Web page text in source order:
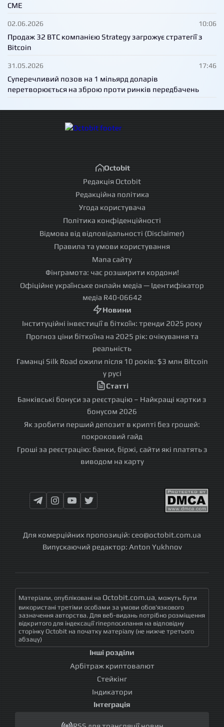
CME
02.06.2026 10:06
Продаж 32 BTC компанією Strategy загрожує стратегії з
Bitcoin
31.05.2026 17:46
Суперечливий позов на 1 мільярд доларів
перетворюється на зброю проти ринків передбачень
Octobit
Редакція Octobit
Редакційна політика
Угода користувача
Політика конфіденційності
Відмова від відповідальності (Disclaimer)
Правила та умови користування
Мапа сайту
Фінграмота: час розширити кордони!
Офіційне українське онлайн медіа — Ідентифікатор
медіа R40-06642
Новини
Інституційні інвестиції в біткоїн: тренди 2025 року
Прогноз ціни біткоїна на 2025 рік: очікування та
реальність
Гаманці Silk Road ожили після 10 років: $3 млн Bitcoin
у русі
Статті
Банківські бонуси за реєстрацію – Найкращі картки з
бонусом 2026
Як зробити перший депозит в крипті без грошей:
покроковий гайд
Гроші за реєстрацію: банки, біржі, сайти які платять з
виводом на карту
Для комерційних пропозицій: ceo@octobit.com.ua
Випускаючий редактор: Anton Yukhnov
Матеріали, опубліковані на Octobit.com.ua, можуть бути
використані третіми особами за умови обов'язкового
зазначення авторства. Для веб-видань потрібно розміщення
відкритого для індексації гіперпосилання на відповідну
сторінку Octobit на початку матеріалу (не нижче третього
абзацу)
Інші розділи
Арбітраж криптовалют
Стейкінг
Індикатори
Інтеграція